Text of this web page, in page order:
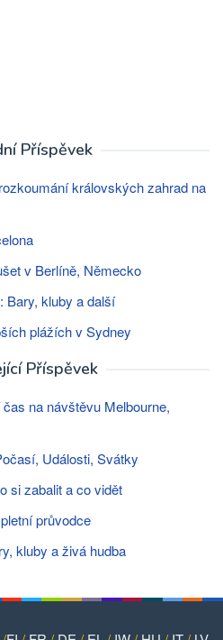
Příspěvek
královských zahrad na
v Berlíně, Německo
Bary, kluby a další
plážích v Sydney
Příspěvek
na návštěvu Melbourne,
Události, Svátky
si zabalit a co vidět
průvodce
kluby a živá hudba